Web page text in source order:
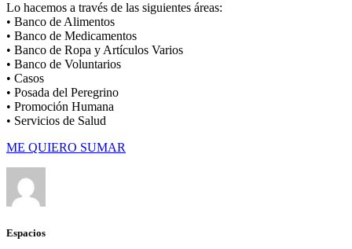
Lo hacemos a través de las siguientes áreas:
• Banco de Alimentos
• Banco de Medicamentos
• Banco de Ropa y Artículos Varios
• Banco de Voluntarios
• Casos
• Posada del Peregrino
• Promoción Humana
• Servicios de Salud
ME QUIERO SUMAR
Espacios